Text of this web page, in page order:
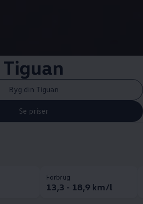
Tiguan
Byg din Tiguan
Se priser
Forbrug
13,3 - 18,9 km/l